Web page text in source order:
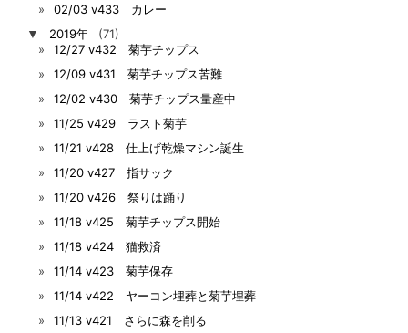
02/03 v433 カレー
▼
2019年
(71)
12/27 v432 菊芋チップス
12/09 v431 菊芋チップス苦難
12/02 v430 菊芋チップス量産中
11/25 v429 ラスト菊芋
11/21 v428 仕上げ乾燥マシン誕生
11/20 v427 指サック
11/20 v426 祭りは踊り
11/18 v425 菊芋チップス開始
11/18 v424 猫救済
11/14 v423 菊芋保存
11/14 v422 ヤーコン埋葬と菊芋埋葬
11/13 v421 さらに森を削る